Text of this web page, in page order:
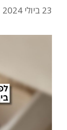
23 ביולי 2024